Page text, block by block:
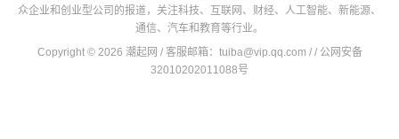
众企业和创业型公司的报道，关注科技、互联网、财经、人工智能、新能源、
通信、汽车和教育等行业。
Copyright © 2026 潮起网 / 客服邮箱： tuiba@vip.qq.com / / 公网安备
32010202011088号